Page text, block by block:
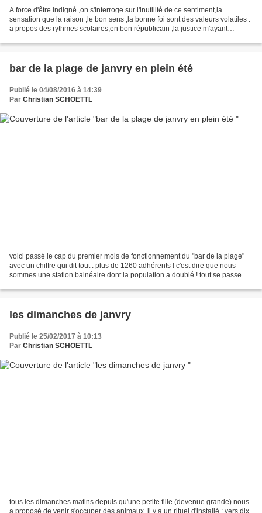
A force d'être indigné ,on s'interroge sur l'inutilité de ce sentiment,la
sensation que la raison ,le bon sens ,la bonne foi sont des valeurs volatiles :
a propos des rythmes scolaires,en bon républicain ,la justice m'ayant
bar de la plage de janvry en plein été
Publié le 04/08/2016 à 14:39
Par Christian SCHOETTL
voici passé le cap du premier mois de fonctionnement du "bar de la plage"
avec un chiffre qui dit tout : plus de 1260 adhérents ! c'est dire que nous
sommes une station balnéaire dont la population a doublé ! tout se passe
les dimanches de janvry
Publié le 25/02/2017 à 10:13
Par Christian SCHOETTL
tous les dimanches matins depuis qu'une petite fille (devenue grande) nous
a proposé de venir s'occuper des animaux ,il y a un rituel d'installé : vers dix